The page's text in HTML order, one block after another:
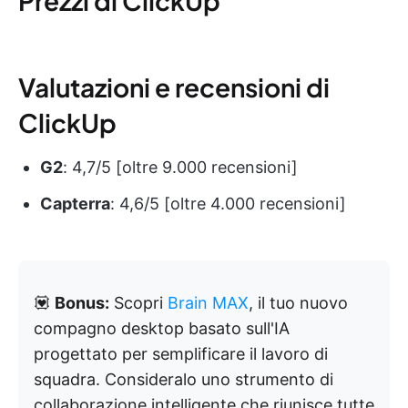
Valutazioni e recensioni di
ClickUp
G2: 4,7/5 [oltre 9.000 recensioni]
Capterra: 4,6/5 [oltre 4.000 recensioni]
💟 Bonus: Scopri Brain MAX, il tuo nuovo
compagno desktop basato sull'IA
progettato per semplificare il lavoro di
squadra. Consideralo uno strumento di